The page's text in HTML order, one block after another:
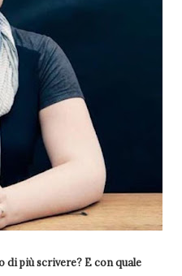
di più scrivere? E con quale